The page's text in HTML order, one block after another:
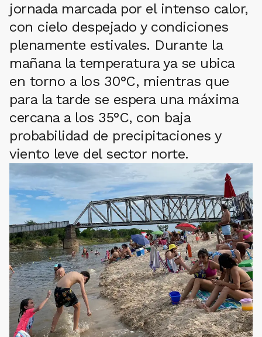
jornada marcada por el intenso calor,
con cielo despejado y condiciones
plenamente estivales. Durante la
mañana la temperatura ya se ubica
en torno a los 30°C, mientras que
para la tarde se espera una máxima
cercana a los 35°C, con baja
probabilidad de precipitaciones y
viento leve del sector norte.